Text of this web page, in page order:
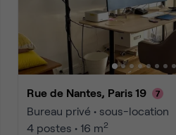
Rue de Nantes, Paris 19
Bureau privé • sous-location
4 postes • 16 m2